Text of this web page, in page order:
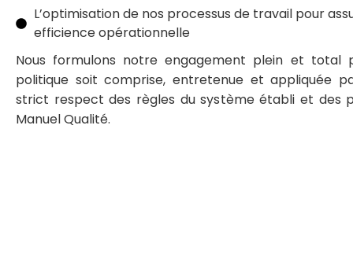
L’optimisation de nos processus de travail pour
efficience opérationnelle
Nous formulons notre engagement plein et total
politique soit comprise, entretenue et appliquée
strict respect des règles du système établi et des
Manuel Qualité.